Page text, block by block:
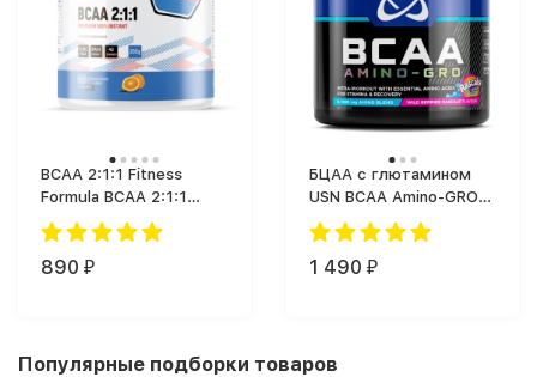
BCAA 2:1:1 Fitness
Formula BCAA 2:1:1
Premium (200 г)
890 ₽
БЦАА с глютамином
USN BCAA Amino-GRO
(200 г)
1 490 ₽
Популярные подборки товаров